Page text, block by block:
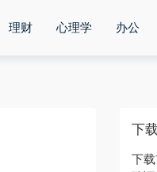
理财 心理学 办公
下
下